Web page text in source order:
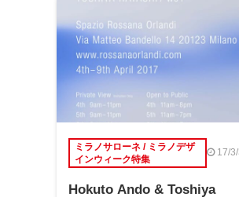
ミラノサローネ / ミラノデザ
インウィーク特集
17/
Hokuto Ando & Toshiya